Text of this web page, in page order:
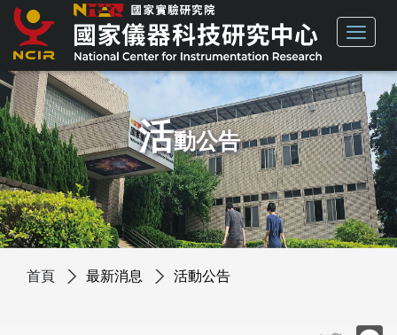
活動公告
首頁 最新消息 活動公告